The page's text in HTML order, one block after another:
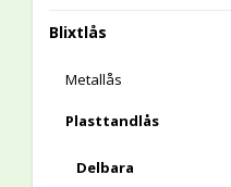
Blixtlås
Metallås
Plasttandlås
Delbara